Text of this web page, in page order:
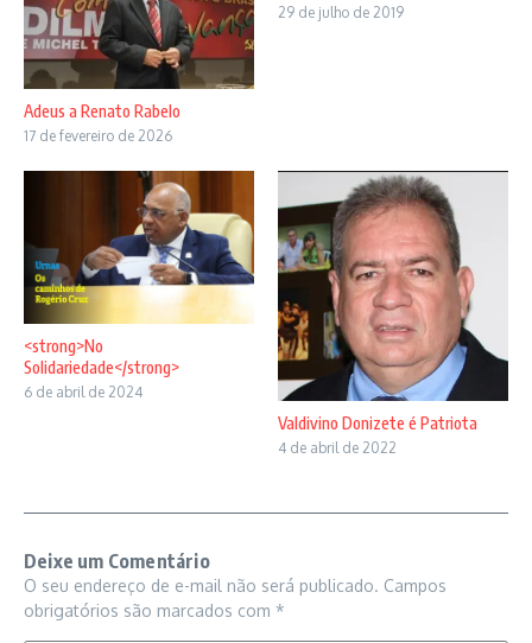
Adeus a Renato Rabelo
17 de fevereiro de 2026
29 de julho de 2019
<strong>No
Solidariedade</strong>
6 de abril de 2024
Valdivino Donizete é Patriota
4 de abril de 2022
Deixe um Comentário
O seu endereço de e-mail não será publicado. Campos
obrigatórios são marcados com *